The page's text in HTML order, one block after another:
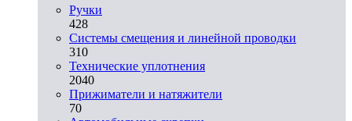
Ручки
428
Системы смещения и линейной проводки
310
Технические уплотнения
2040
Прижиматели и натяжители
70